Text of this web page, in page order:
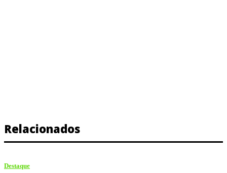
Relacionados
Destaque